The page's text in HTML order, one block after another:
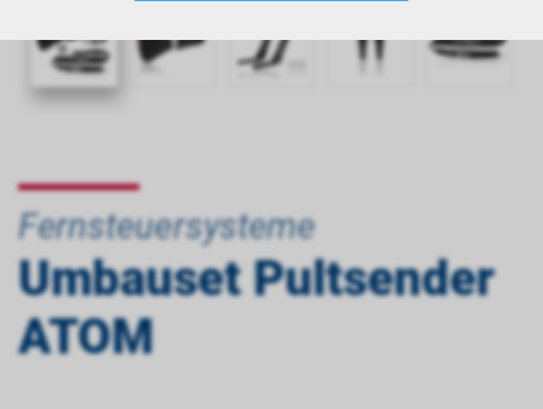
Fernsteuersysteme
Umbauset Pultsender
ATOM